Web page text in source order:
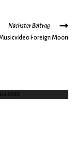
Nächster Beitrag
Foreign Moon